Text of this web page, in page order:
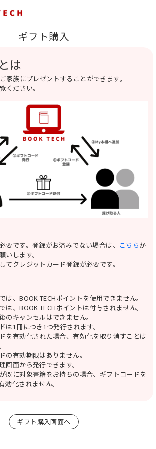
ギフト購入
は
家族にプレゼントすることができます。
ください。
要です。登録がお済みでない場合は、 こちらか
いします。
てクレジットカード登録が必要です。
は、BOOK TECHポイントを使用できません。
は、BOOK TECHポイントは付与されません。
のキャンセルはできません。
は1冊につき1つ発行されます。
を有効化された場合、有効化を取り消すことは
の有効期限はありません。
画面から発行できます。
既に対象書籍をお持ちの場合、ギフトコードを
効化されません。
ギフト購入画面へ